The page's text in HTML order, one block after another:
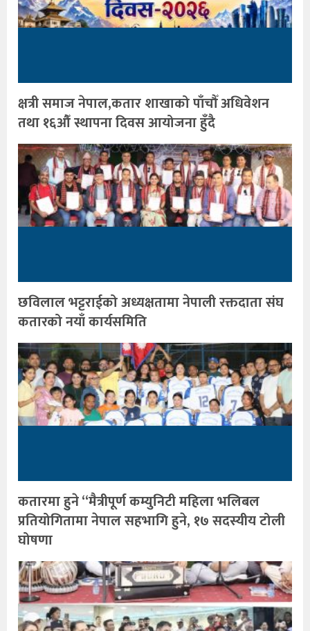
क्षत्री समाज नेपाल,कतार शाखाको पाँचौँ अधिवेशन
तथा १६औँ स्थापना दिवस आयोजना हुँदै
छविलाल भट्टराईको अध्यक्षतामा नेपाली रक्तदाता संघ
कतारको नयाँ कार्यसमिति
कतारमा हुने “मैत्रीपूर्ण कम्युनिटी महिला भलिबल
प्रतियोगितामा नेपाल सहभागि हुने, १७ सदस्यीय टोली
घोषणा